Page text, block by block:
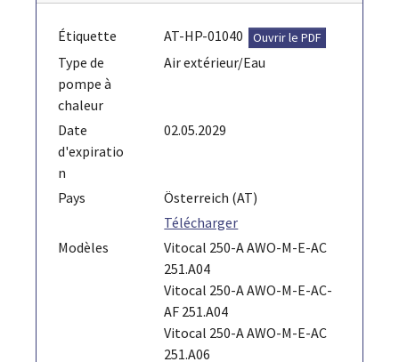
Étiquette AT-HP-01040 Ouvrir le PDF
Type de
pompe à
chaleur
Air extérieur/Eau
Date
d'expiratio
n
02.05.2029
Pays
Österreich (AT)
Télécharger
Modèles
Vitocal 250-A AWO-M-E-AC
251.A04
Vitocal 250-A AWO-M-E-AC-
AF 251.A04
Vitocal 250-A AWO-M-E-AC
251.A06